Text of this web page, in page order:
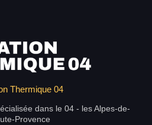
Thermique 04
dans le 04 - les Alpes-de-
Provence